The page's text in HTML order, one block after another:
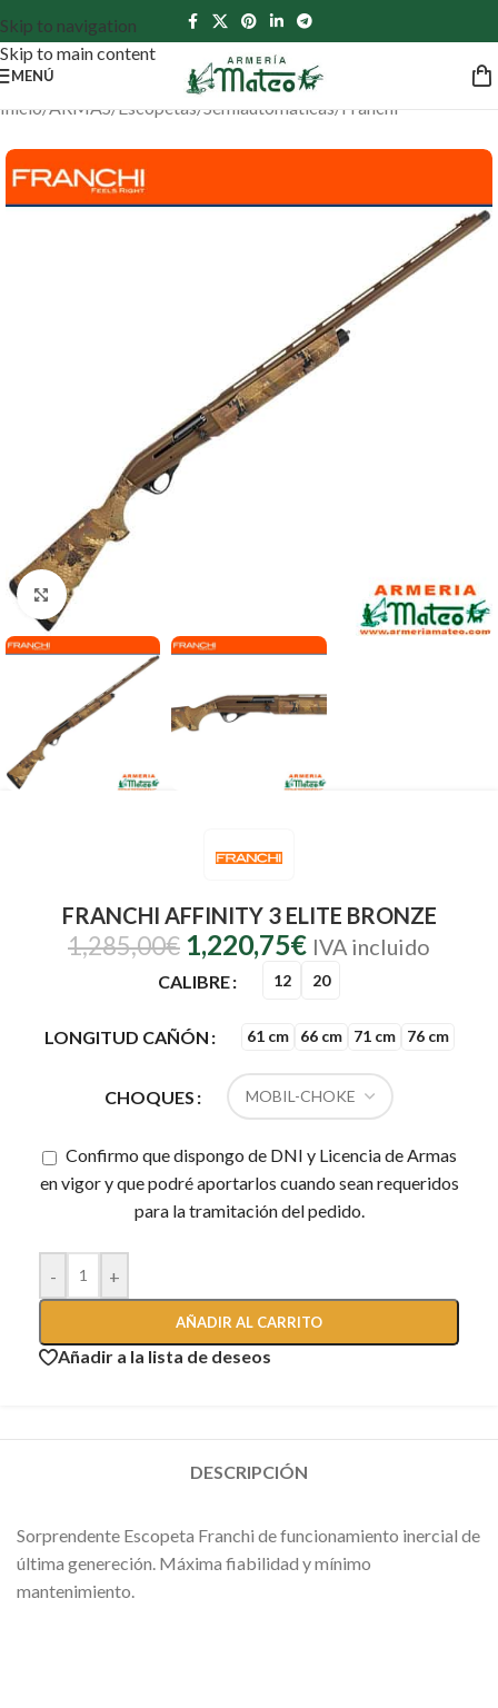
Skip to navigation
Skip to main content
MENÚ
Inicio/ARMAS/ Escopetas/Semiautomáticas/ Franchi
Clic para ampliar
FRANCHI AFFINITY 3 ELITE BRONZE
1,285,00€ 1,220,75€ IVA incluido
CALIBRE 12 20
LONGITUD CAÑÓN 61 cm 66 cm 71 cm 76 cm
CHOQUES
Confirmo que dispongo de DNI y Licencia de Armas
en vigor y que podré aportarlos cuando sean requeridos
para la tramitación del pedido.
- +
AÑADIR AL CARRITO
Añadir a la lista de deseos
DESCRIPCIÓN
Sorprendente Escopeta Franchi de funcionamiento inercial de
última genereción. Máxima fiabilidad y mínimo
mantenimiento.